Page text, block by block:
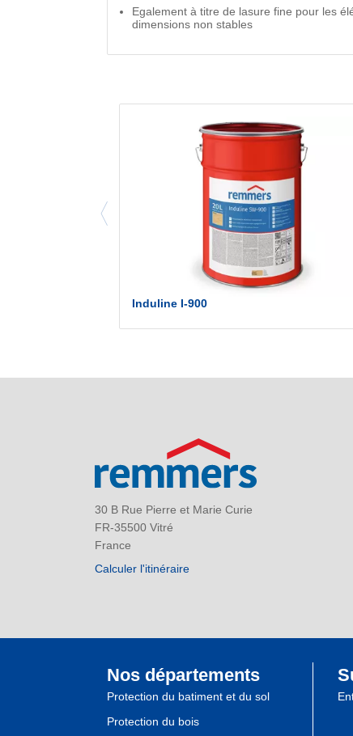
Egalement à titre de lasure fine pour les
dimensions non stables
Induline I-900
30 B Rue Pierre et Marie Curie
FR-35500 Vitré
France
Calculer l'itinéraire
Nos départements
Protection du batiment et du sol
Protection du bois